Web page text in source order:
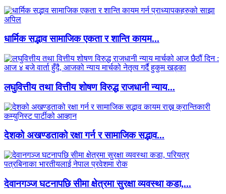
धार्मिक सद्भाव सामाजिक एकता र शान्ति कायम...
लघुवित्तीय तथा वित्तीय शोषण विरुद्ध राजधानी न्याय...
देशको अखण्डताको रक्षा गर्न र सामाजिक सद्भाव...
देवानगञ्ज घटनापछि सीमा क्षेत्रमा सुरक्षा व्यवस्था कडा,...